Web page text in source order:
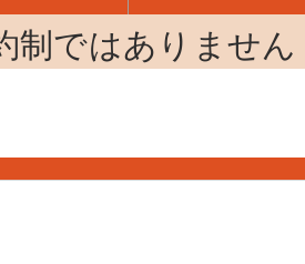
制ではありません